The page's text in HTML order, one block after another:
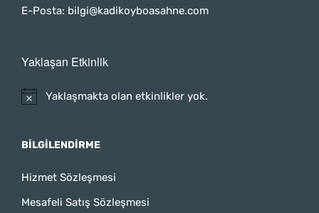
E-Posta: bilgi@kadikoyboasahne.com
Yaklaşan Etkinlik
Yaklaşmakta olan etkinlikler yok.
BILGILENDIRME
Hizmet Sözleşmesi
Mesafeli Satış Sözleşmesi